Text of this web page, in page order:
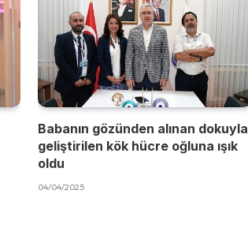
Babanın gözünden alınan dokuyla
geliştirilen kök hücre oğluna ışık
oldu
04/04/2025